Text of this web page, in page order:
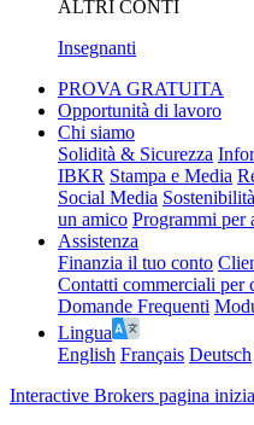
ALTRI CONTI
Insegnanti
PROVA GRATUITA
Opportunità di lavoro
Chi siamo
Solidità & Sicurezza
IBKR Stampa e Media
Social Media Sostenibilità
un amico Programmi per
Assistenza
Finanzia il tuo conto
Contatti commerciali per
Domande Frequenti
Lingua
English Français Deutsch
Interactive Brokers pagina